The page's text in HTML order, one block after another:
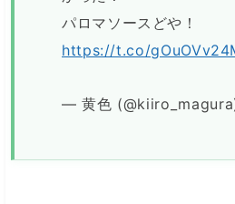
パロマソースどや！
https://t.co/
— 黄色